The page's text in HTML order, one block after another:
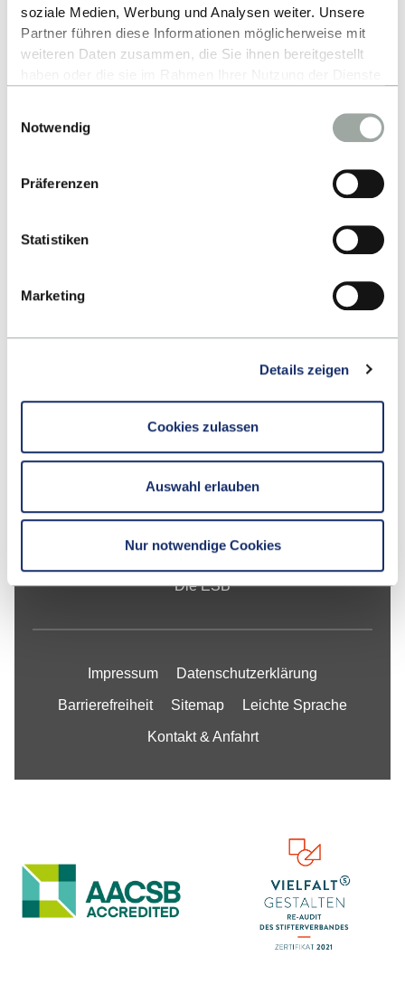
soziale Medien, Werbung und Analysen weiter. Unsere
Partner führen diese Informationen möglicherweise mit
weiteren Daten zusammen, die Sie ihnen bereitgestellt
Alles zum Thema Cookies und personenbezogene
Datenverarbeitung entnehmen Sie unserer
Notwendig
Präferenzen
Statistiken
Marketing
Details zeigen
Cookies zulassen
Auswahl erlauben
Nur notwendige Cookies
Google Maps
Fakultät
Studium
Forschung
Unternehmen
Die ESB
Impressum Datenschutzerklärung
Barrierefreiheit Sitemap Leichte Sprache
Kontakt & Anfahrt